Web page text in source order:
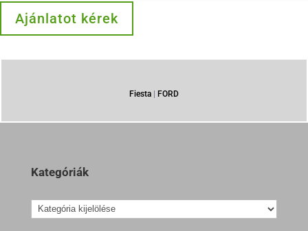
Ajánlatot kérek
Fiesta | FORD
Kategóriák
Kategóriák